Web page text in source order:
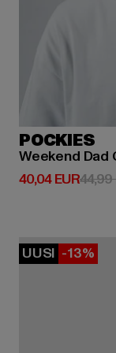
POCKIES
Weekend Dad
40,04 EUR
Ajankohtainen44,99
UUSI -13%